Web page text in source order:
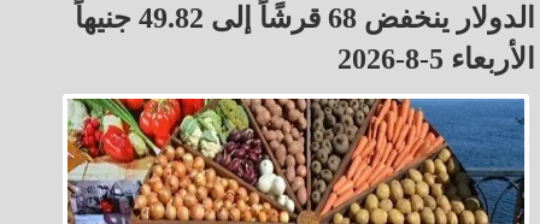
الدولار ينخفض 68 قرشًاً إلى 49.82 جنيهاً
الأربعاء 5-8-2026